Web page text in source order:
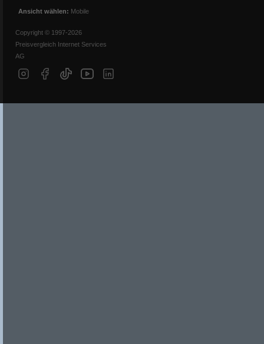
Ansicht wählen: Mobile
Copyright © 1997-2026
Preisvergleich Internet Services
AG